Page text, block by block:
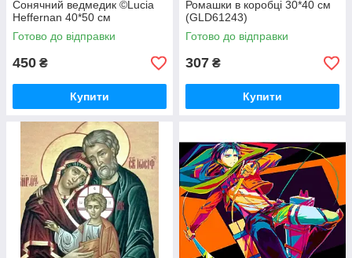
Сонячний ведмедик ©Lucia
Heffernan 40*50 см
(DBS1200)
Готово до відправки
450 ₴
Купити
Ромашки в коробці 30*40 см
(GLD61243)
Готово до відправки
307 ₴
Купити